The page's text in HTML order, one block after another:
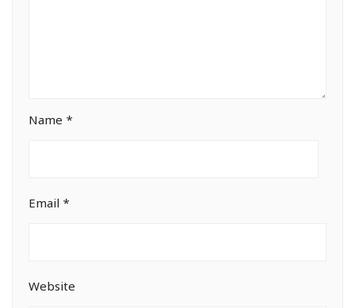
Name *
Email *
Website